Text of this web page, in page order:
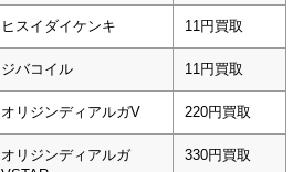
ヒスイダイケンキ 11円買取
ジバコイル 11円買取
オリジンディアルガV 220円買取
オリジンディアルガ
330円買取